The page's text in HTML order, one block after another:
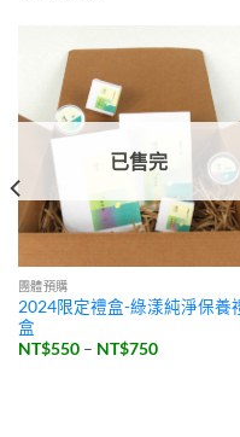
已售完
團體預購
2024限定禮盒-綠漾純淨保養
盒
NT$550 – NT$750價